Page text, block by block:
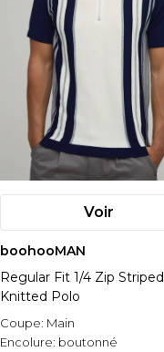
Voir
boohooMAN
Regular Fit 1/4 Zip Striped
Knitted Polo
Coupe: Main
Encolure: boutonné